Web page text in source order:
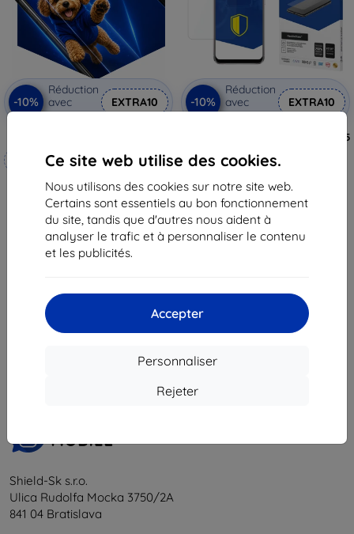
Ce site web utilise des cookies.
Nous utilisons des cookies sur notre site web.
Certains sont essentiels au bon fonctionnement
du site, tandis que d'autres nous aident à
analyser le trafic et à personnaliser le contenu
et les publicités.
Accepter
Personnaliser
Rejeter
-10%
Réduction
avec
coupon
EXTRA10
Fabriqué sur mesure
20,90 €
18,82 €
En stock 4 pièces
-10%
Réduction
avec
coupon
EXTRA10
3MK FlexibleGlass Asus Zenfone 5
11,90 €
10,72 €
En stock > 5 pièces
du total
Shield-Sk s.r.o.
Ulica Rudolfa Mocka 3750/2A
841 04 Bratislava